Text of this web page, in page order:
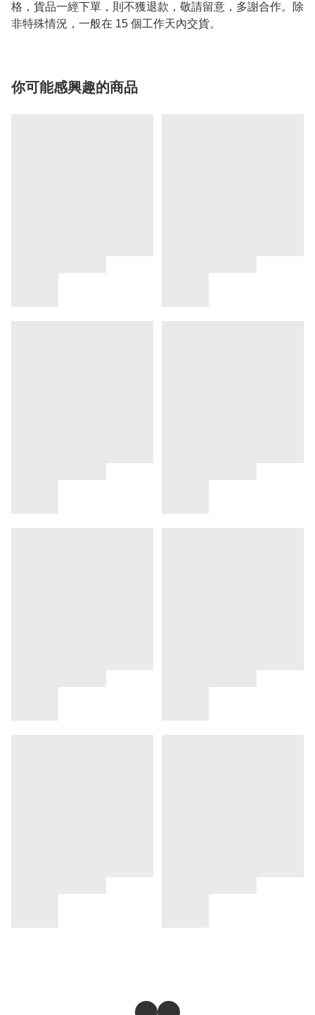
格，貨品一經下單，則不獲退款，敬請留意，多謝合作。除
非特殊情況，一般在 15 個工作天內交貨。
你可能感興趣的商品